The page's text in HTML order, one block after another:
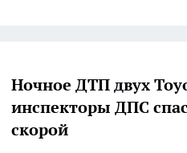
Ночное ДТП двух
инспекторы ДПС
скорой